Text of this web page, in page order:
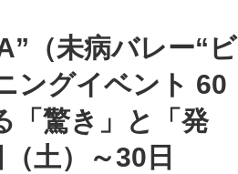
（未病バレー“ビ
ングイベント 60
「驚き」と「発
土）～30日